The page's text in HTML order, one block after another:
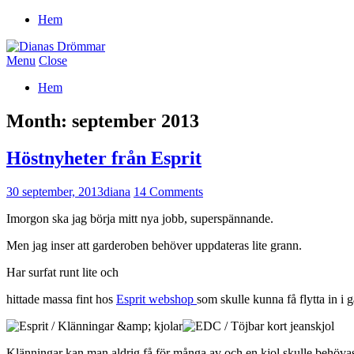
Hem
Menu Close
Hem
Month: september 2013
Höstnyheter från Esprit
30 september, 2013diana 14 Comments
Imorgon ska jag börja mitt nya jobb, superspännande.
Men jag inser att garderoben behöver uppdateras lite grann.
Har surfat runt lite och
hittade massa fint hos Esprit webshop som skulle kunna få flytta in i